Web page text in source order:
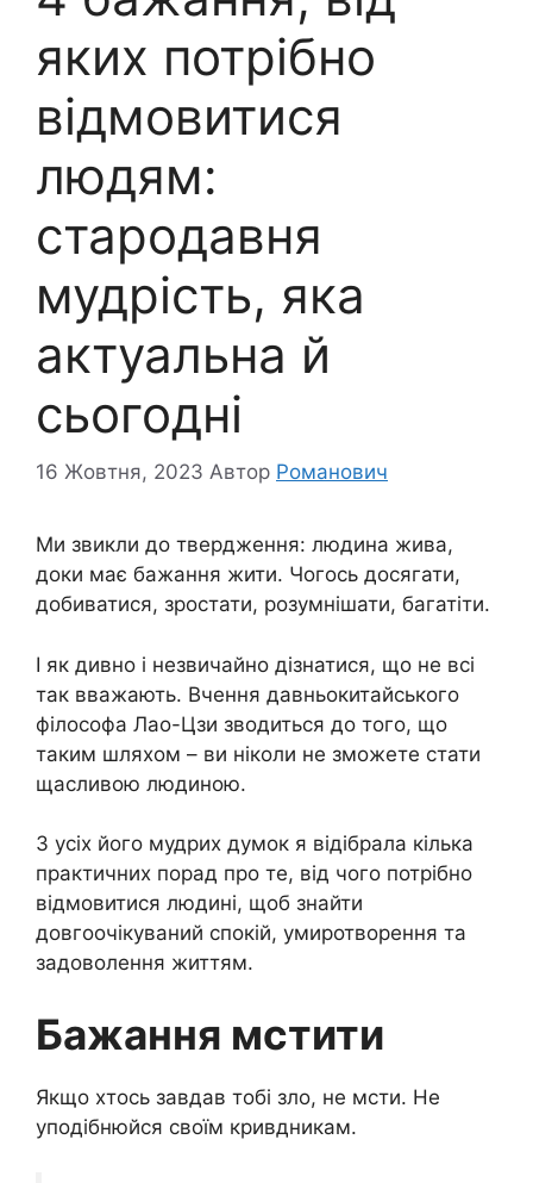
яких потрібно
відмовитися
людям:
стародавня
мудрість, яка
актуальна й
сьогодні
16 Жовтня, 2023 Автор Романович
Ми звикли до твердження: людина жива,
доки має бажання жити. Чогось досягати,
добиватися, зростати, розумнішати, багатіти.
І як дивно і незвичайно дізнатися, що не всі
так вважають. Вчення давньокитайського
філософа Лао-Цзи зводиться до того, що
таким шляхом – ви ніколи не зможете стати
щасливою людиною.
З усіх його мудрих думок я відібрала кілька
практичних порад про те, від чого потрібно
відмовитися людині, щоб знайти
довгоочікуваний спокій, умиротворення та
задоволення життям.
Бажання мстити
Якщо хтось завдав тобі зло, не мсти. Не
уподібнюйся своїм кривдникам.